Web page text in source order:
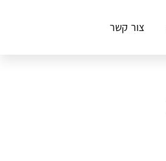
צור קשר